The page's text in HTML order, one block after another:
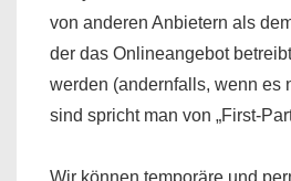
von anderen Anbietern als
der das Onlineangebot
werden (andernfalls, wenn es
sind spricht man von „First-
Wir können temporäre und